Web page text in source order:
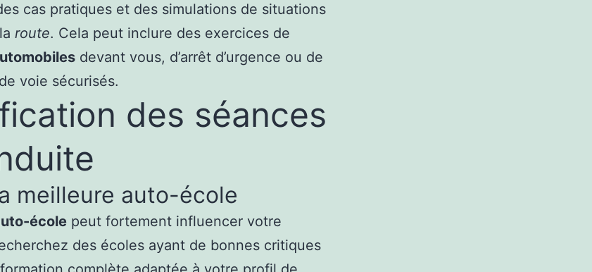
cas pratiques et des simulations de situations
route. Cela peut inclure des exercices de
devant vous, d’arrêt d’urgence ou de
voie sécurisés.
des séances
meilleure auto-école
école peut fortement influencer votre
des écoles ayant de bonnes critiques